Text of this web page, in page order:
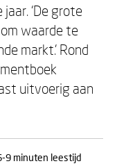
‘De grote
waarde te
markt.’ Rond
uitvoerig aan
9 minuten leestijd